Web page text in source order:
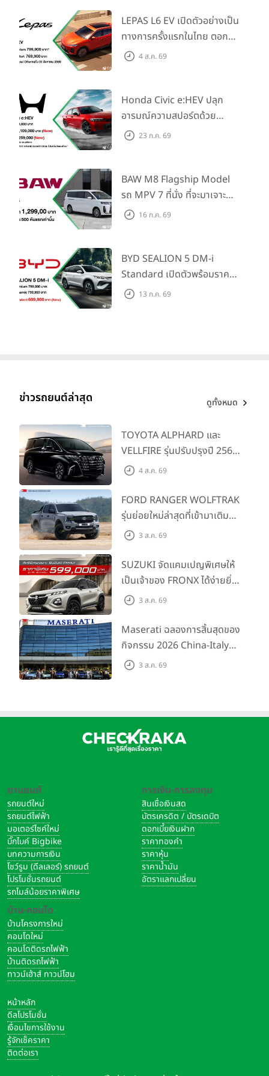
LEPAS L6 EV เปิดตัวอย่างเป็น
ทางการครั้งแรกในไทย ตอกย้ำ
วิสัยทัศน์ “Drive Your
4 ส.ค. 69
Honda Civic e:HEV ปลุก
อารมณ์ความสปอร์ตด้วย
Honda S+ Shift ครั้งแรกใน
Traffic Monitor เพียงจอง
ภายใน 31 ก.ค. 2569 รับบัตร
น้ำมันมูลค่า 10,000 บาท
23 ก.ค. 69
BAW M8 Flagship Model
รถ MPV 7 ที่นั่ง ที่จะมาเจาะ
ตลาดครอบครัวและองค์กรยุค
แรก)
16 ก.ค. 69
BYD SEALION 5 DM-i
Standard เปิดตัวพร้อมราคา
คาดการณ์ 699,900 บาท รุ่น
13 ก.ค. 69
ข่าวรถยนต์ล่าสุด ดูทั้งหมด
TOYOTA ALPHARD และ
VELLFIRE รุ่นปรับปรุงปี 2569
พร้อมรุ่นย่อยใหม่ HEV
4 ส.ค. 69
FORD RANGER WOLFTRAK
รุ่นย่อยใหม่ล่าสุดที่เข้ามาเติม
เต็มไลน์อัป พร้อมตอบโจทย์ทุก
พร้อมลุย ด้วยราคาพิเศษเริ่ม
ต้นที่ 9.49 แสนบาท
3 ส.ค. 69
SUZUKI จัดแคมเปญพิเศษให้
เป็นเจ้าของ FRONX ได้ง่ายยิ่ง
ขึ้นสำหรับรุ่น GL ราคาพิเศษ
200 คัน พร้อมข้อเสนอสุดคุ้ม
3 ส.ค. 69
Maserati ฉลองการสิ้นสุดของ
กิจกรรม 2026 China-Italy
Grand Tour ณ สำนักงาน
3 ส.ค. 69
ยานยนต์
รถยนต์ใหม่
รถยนต์ไฟฟ้า
มอเตอร์ไซค์ใหม่
บิ๊กไบค์ Bigbike
บทความการเงิน
โชว์รูม (ดีลเลอร์) รถยนต์
โปรโมชั่นรถยนต์
รถไมล์น้อยราคาพิเศษ
บ้าน-คอนโด
บ้านโครงการใหม่
คอนโดใหม่
คอนโดติดรถไฟฟ้า
บ้านติดรถไฟฟ้า
ทาวน์เฮ้าส์ ทาวน์โฮม
การเงิน-การลงทุน
สินเชื่อเงินสด
บัตรเครดิต / บัตรเดบิต
ดอกเบี้ยเงินฝาก
ราคาทองคำ
ราคาหุ้น
ราคาน้ำมัน
อัตราแลกเปลี่ยน
หน้าหลัก
ดีลโปรโมชั่น
เงื่อนไขการใช้งาน
รู้จักเช็คราคา
ติดต่อเรา